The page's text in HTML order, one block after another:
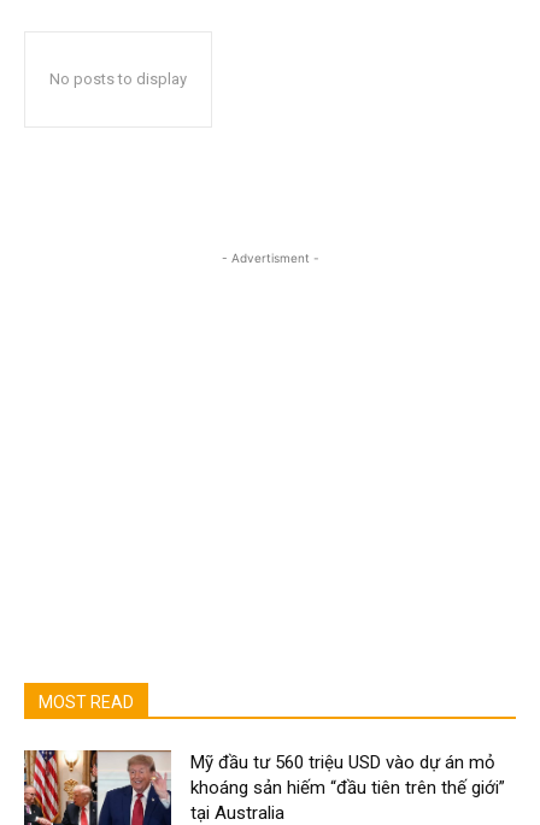
No posts to display
- Advertisment -
MOST READ
Mỹ đầu tư 560 triệu USD vào dự án mỏ
khoáng sản hiếm “đầu tiên trên thế giới”
tại Australia